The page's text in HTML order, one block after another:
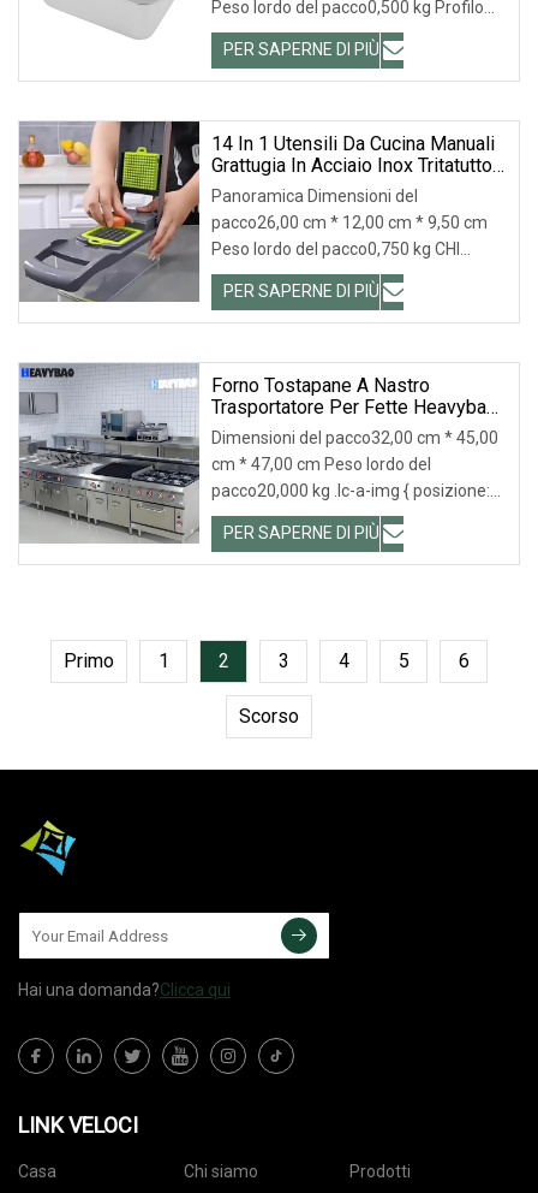
Peso lordo del pacco0,500 kg Profilo
aziendale Spedizione
PER SAPERNE DI PIÙ
14 In 1 Utensili Da Cucina Manuali
Grattugia In Acciaio Inox Tritatutto
Per Frutta E Verdura
Panoramica Dimensioni del
pacco26,00 cm * 12,00 cm * 9,50 cm
Peso lordo del pacco0,750 kg CHI
SIAMO SKYLARK NETWORK CO.,
PER SAPERNE DI PIÙ
Forno Tostapane A Nastro
Trasportatore Per Fette Heavybao
Commercial Electric A 7 Velocità In
Acciaio Inossidabile
Dimensioni del pacco32,00 cm * 45,00
cm * 47,00 cm Peso lordo del
pacco20,000 kg .lc-a-img { posizione:
relativa; larghe
PER SAPERNE DI PIÙ
Primo 1 2 3 4 5 6
Scorso
Hai una domanda?Clicca qui
LINK VELOCI
Casa Chi siamo
Prodotti